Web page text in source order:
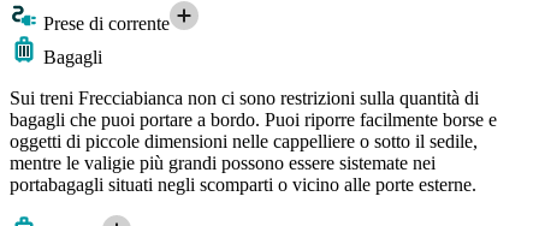
Prese di corrente
Bagagli
Sui treni Frecciabianca non ci sono restrizioni sulla quantità di
bagagli che puoi portare a bordo. Puoi riporre facilmente borse e
oggetti di piccole dimensioni nelle cappelliere o sotto il sedile,
mentre le valigie più grandi possono essere sistemate nei
portabagagli situati negli scomparti o vicino alle porte esterne.